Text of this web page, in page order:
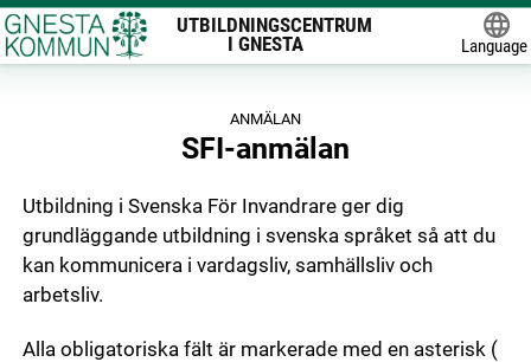
UTBILDNINGSCENTRUM
I GNESTA
Language
ANMÄLAN
SFI-anmälan
Utbildning i Svenska För Invandrare ger dig
grundläggande utbildning i svenska språket så att du
kan kommunicera i vardagsliv, samhällsliv och
arbetsliv.
Alla obligatoriska fält är markerade med en asterisk (